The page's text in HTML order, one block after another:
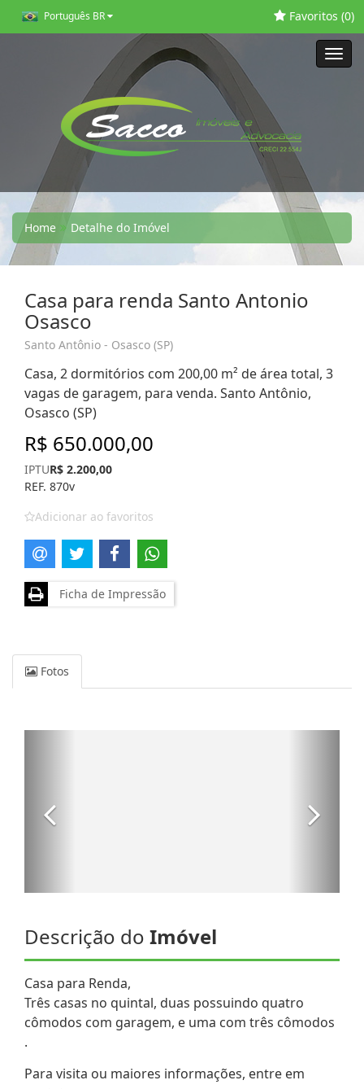
Português BR Favoritos (0)
Home Detalhe do Imóvel
Casa para renda Santo Antonio
Osasco
Santo Antônio - Osasco (SP)
Casa, 2 dormitórios com 200,00 m² de área total, 3
vagas de garagem, para venda. Santo Antônio,
Osasco (SP)
R$ 650.000,00
IPTUR$ 2.200,00
REF. 870v
Adicionar ao favoritos
Ficha de Impressão
Fotos
Descrição do Imóvel
Casa para Renda,
Três casas no quintal, duas possuindo quatro
cômodos com garagem, e uma com três cômodos
.
Para visita ou maiores informações, entre em